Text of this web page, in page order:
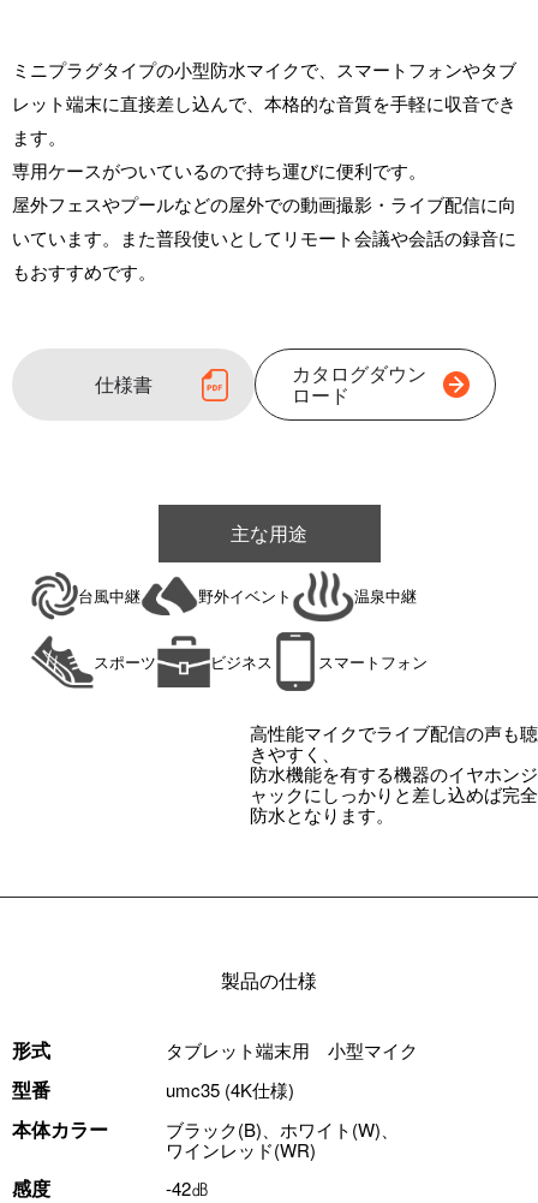
ミニプラグタイプの小型防水マイクで、スマートフォンやタブ
レット端末に直接差し込んで、本格的な音質を手軽に収音でき
ます。
専用ケースがついているので持ち運びに便利です。
屋外フェスやプールなどの屋外での動画撮影・ライブ配信に向
いています。また普段使いとしてリモート会議や会話の録音に
もおすすめです。
仕様書 カタログダウン
ロード
主な用途
台風中継 野外イベント 温泉中継
スポーツ ビジネス スマートフォン
高性能マイクでライブ配信の声も聴
きやすく、
防水機能を有する機器のイヤホンジ
ャックにしっかりと差し込めば完全
防水となります。
製品の仕様
形式 タブレット端末用 小型マイク
型番 umc35 (4K仕様)
本体カラー
ブラック(B)、ホワイト(W)、
ワインレッド(WR)
感度 -42㏈